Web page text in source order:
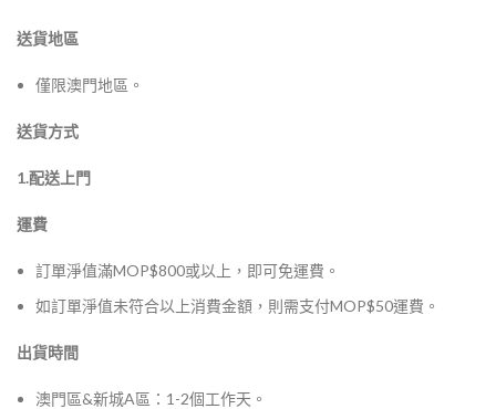
送貨地區
僅限澳門地區。
送貨方式
1.配送上門
運費
訂單淨值滿MOP$800或以上，即可免運費。
如訂單淨值未符合以上消費金額，則需支付MOP$50運費。
出貨時間
澳門區&新城A區：1-2個工作天。